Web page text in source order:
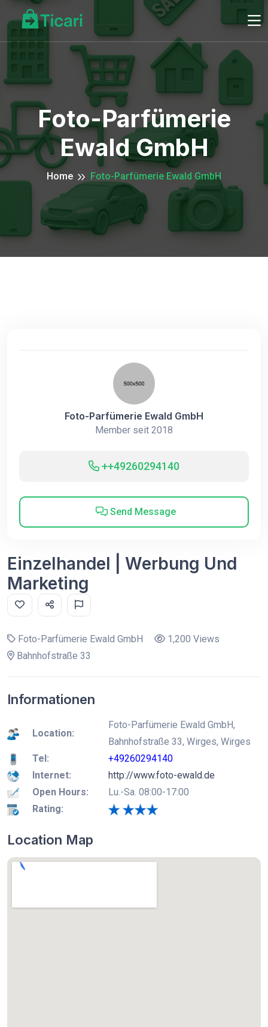
Foto-Parfümerie
Ewald GmbH
Home Foto-Parfümerie Ewald GmbH
Foto-Parfümerie Ewald GmbH
Member seit 2018
++49260294140
Send Message
Einzelhandel | Werbung Und
Marketing
Foto-Parfümerie Ewald GmbH
1,200 Views
Bahnhofstraße 33
Informationen
Location:
Foto-Parfümerie Ewald GmbH,
Bahnhofstraße 33, Wirges, Wirges
Tel:
+49260294140
Internet:
http://www.foto-ewald.de
Open Hours:
Lu.-Sa. 08:00-17:00
Rating:
Location Map